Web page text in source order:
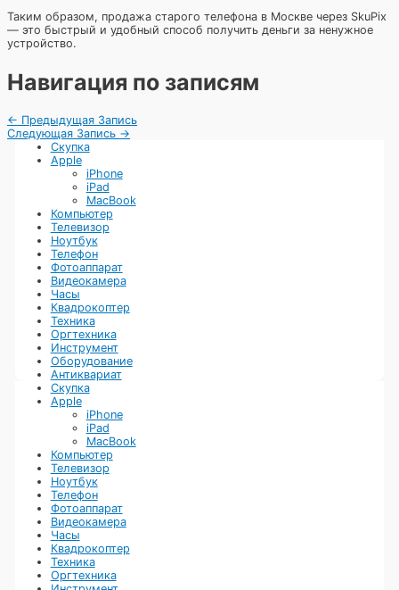
Таким образом, продажа старого телефона в Москве через SkuPix
— это быстрый и удобный способ получить деньги за ненужное
устройство.
Навигация по записям
← Предыдущая Запись
Следующая Запись →
Скупка
Apple
iPhone
iPad
MacBook
Компьютер
Телевизор
Ноутбук
Телефон
Фотоаппарат
Видеокамера
Часы
Квадрокоптер
Техника
Оргтехника
Инструмент
Оборудование
Антиквариат
Скупка
Apple
iPhone
iPad
MacBook
Компьютер
Телевизор
Ноутбук
Телефон
Фотоаппарат
Видеокамера
Часы
Квадрокоптер
Техника
Оргтехника